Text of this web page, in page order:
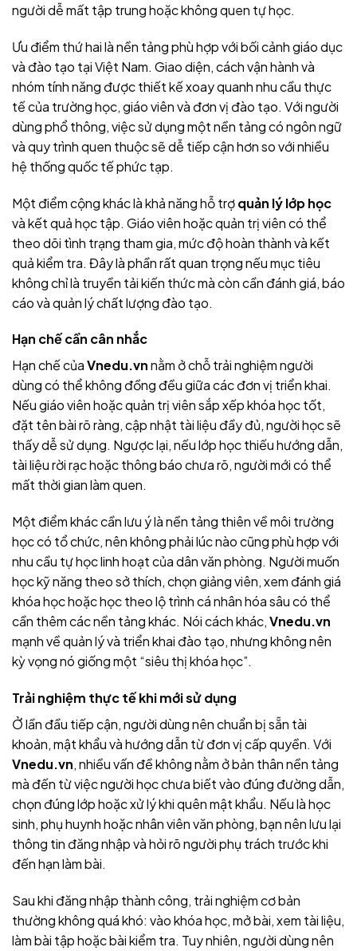
người dễ mất tập trung hoặc không quen tự học.
Ưu điểm thứ hai là nền tảng phù hợp với bối cảnh giáo dục
và đào tạo tại Việt Nam. Giao diện, cách vận hành và
nhóm tính năng được thiết kế xoay quanh nhu cầu thực
tế của trường học, giáo viên và đơn vị đào tạo. Với người
dùng phổ thông, việc sử dụng một nền tảng có ngôn ngữ
và quy trình quen thuộc sẽ dễ tiếp cận hơn so với nhiều
hệ thống quốc tế phức tạp.
Một điểm cộng khác là khả năng hỗ trợquản lý lớp học
và kết quả học tập. Giáo viên hoặc quản trị viên có thể
theo dõi tình trạng tham gia, mức độ hoàn thành và kết
quả kiểm tra. Đây là phần rất quan trọng nếu mục tiêu
không chỉ là truyền tải kiến thức mà còn cần đánh giá, báo
cáo và quản lý chất lượng đào tạo.
Hạn chế cần cân nhắc
Hạn chế củaVnedu.vnnằm ở chỗ trải nghiệm người
dùng có thể không đồng đều giữa các đơn vị triển khai.
Nếu giáo viên hoặc quản trị viên sắp xếp khóa học tốt,
đặt tên bài rõ ràng, cập nhật tài liệu đầy đủ, người học sẽ
thấy dễ sử dụng. Ngược lại, nếu lớp học thiếu hướng dẫn,
tài liệu rời rạc hoặc thông báo chưa rõ, người mới có thể
mất thời gian làm quen.
Một điểm khác cần lưu ý là nền tảng thiên về môi trường
học có tổ chức, nên không phải lúc nào cũng phù hợp với
nhu cầu tự học linh hoạt của dân văn phòng. Người muốn
học kỹ năng theo sở thích, chọn giảng viên, xem đánh giá
khóa học hoặc học theo lộ trình cá nhân hóa sâu có thể
cần thêm các nền tảng khác. Nói cách khác,Vnedu.vn
mạnh về quản lý và triển khai đào tạo, nhưng không nên
kỳ vọng nó giống một “siêu thị khóa học”.
Trải nghiệm thực tế khi mới sử dụng
Ở lần đầu tiếp cận, người dùng nên chuẩn bị sẵn tài
khoản, mật khẩu và hướng dẫn từ đơn vị cấp quyền. Với
Vnedu.vn, nhiều vấn đề không nằm ở bản thân nền tảng
mà đến từ việc người học chưa biết vào đúng đường dẫn,
chọn đúng lớp hoặc xử lý khi quên mật khẩu. Nếu là học
sinh, phụ huynh hoặc nhân viên văn phòng, bạn nên lưu lại
thông tin đăng nhập và hỏi rõ người phụ trách trước khi
đến hạn làm bài.
Sau khi đăng nhập thành công, trải nghiệm cơ bản
thường không quá khó: vào khóa học, mở bài, xem tài liệu,
làm bài tập hoặc bài kiểm tra. Tuy nhiên, người dùng nên